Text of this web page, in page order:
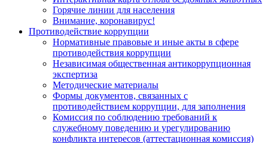
Горячие линии для населения
Внимание, коронавирус!
Противодействие коррупции
Нормативные правовые и иные акты в сфере
противодействия коррупции
Независимая общественная антикоррупционная
экспертиза
Методические материалы
Формы документов, связанных с
противодействием коррупции, для заполнения
Комиссия по соблюдению требований к
служебному поведению и урегулированию
конфликта интересов (аттестационная комиссия)